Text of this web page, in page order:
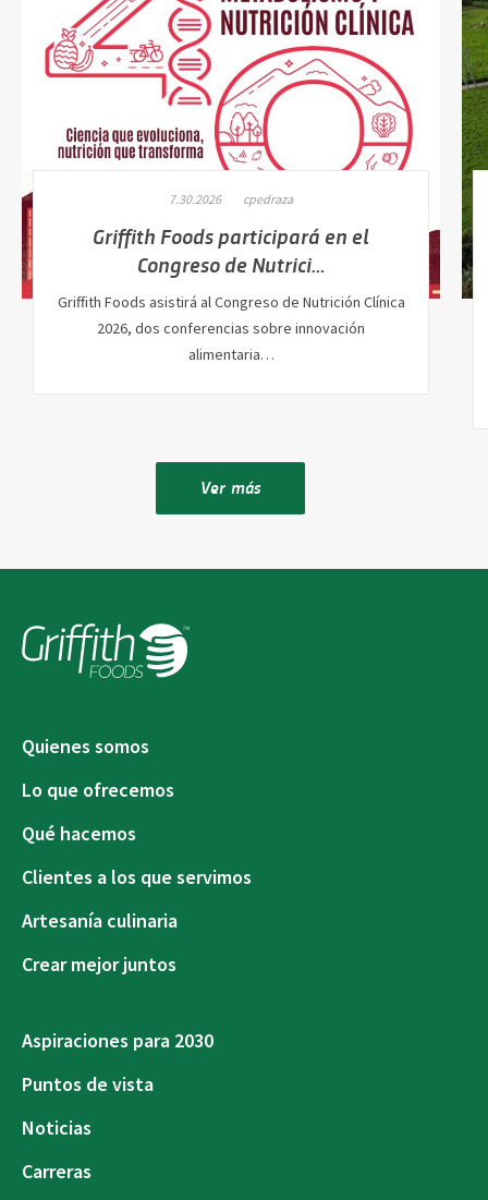
7.30.2026 cpedraza
Griffith Foods participará en el
Congreso de Nutrici…
Griffith Foods asistirá al Congreso de Nutrición Clínica
2026, dos conferencias sobre innovación
alimentaria…
Ver más
Quienes somos
Lo que ofrecemos
Qué hacemos
Clientes a los que servimos
Artesanía culinaria
Crear mejor juntos
Aspiraciones para 2030
Puntos de vista
Noticias
Carreras